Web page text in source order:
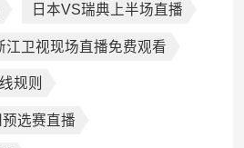
日本VS瑞典上半场直播
江卫视现场直播免费观看
规则
选赛直播